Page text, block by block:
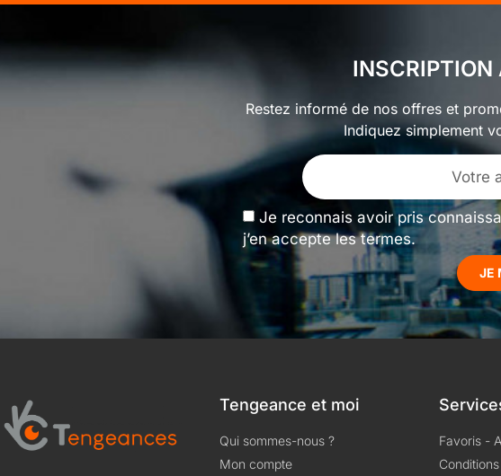
INSCRIPTION
Restez informé de nos offres et
Indiquez simplement
Je reconnais avoir pris
j’en accepte les termes.
JE
Tengeance et moi
Qui sommes-nous ?
Mon compte
Favoris -